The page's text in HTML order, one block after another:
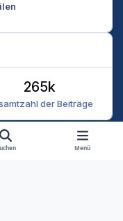
der Beiträge
265k
Menü